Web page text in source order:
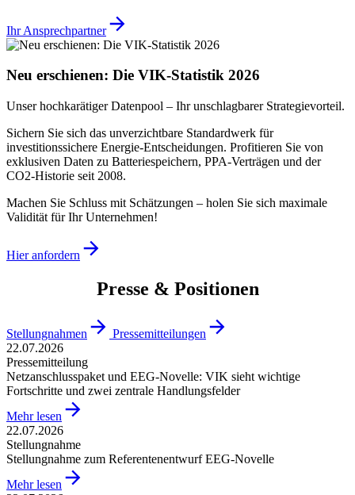
Ihr Ansprechpartner
Neu erschienen: Die VIK-Statistik 2026
Unser hochkarätiger Datenpool – Ihr unschlagbarer Strategievorteil.
Sichern Sie sich das unverzichtbare Standardwerk für
investitionssichere Energie-Entscheidungen. Profitieren Sie von
exklusiven Daten zu Batteriespeichern, PPA-Verträgen und der
CO2-Historie seit 2008.
Machen Sie Schluss mit Schätzungen – holen Sie sich maximale
Validität für Ihr Unternehmen!
Hier anfordern
Presse & Positionen
Stellungnahmen
Pressemitteilungen
22.07.2026
Pressemitteilung
Netzanschlusspaket und EEG-Novelle: VIK sieht wichtige
Fortschritte und zwei zentrale Handlungsfelder
Mehr lesen
22.07.2026
Stellungnahme
Stellungnahme zum Referentenentwurf EEG-Novelle
Mehr lesen